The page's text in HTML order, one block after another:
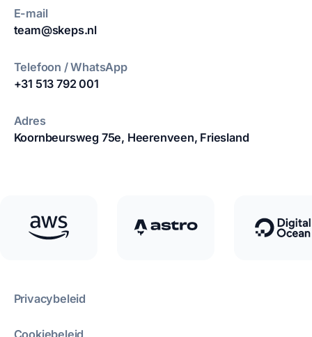
E-mail
team@skeps.nl
Telefoon / WhatsApp
+31 513 792 001
Adres
Koornbeursweg 75e, Heerenveen, Friesland
Privacybeleid
Cookiebeleid